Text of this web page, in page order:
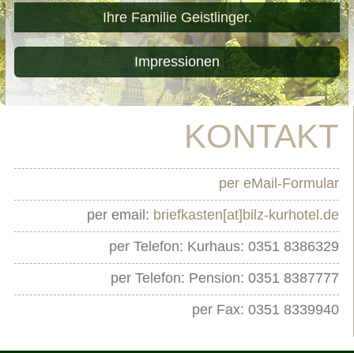
Ihre Familie Geistlinger.
Impressionen
KONTAKT
per eMail-Formular
per email: briefkasten[at]bilz-kurhotel.de
per Telefon: Kurhaus: 0351 8386329
per Telefon: Pension: 0351 8387777
per Fax: 0351 8339940